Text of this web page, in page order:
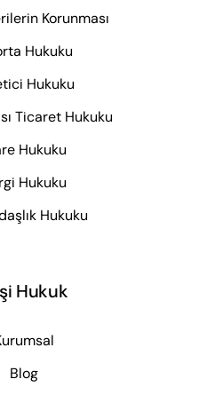
Korunması
Hukuku
Hukuku
Ticaret Hukuku
Hukuku
Hukuku
Hukuku
Hukuk
Blog